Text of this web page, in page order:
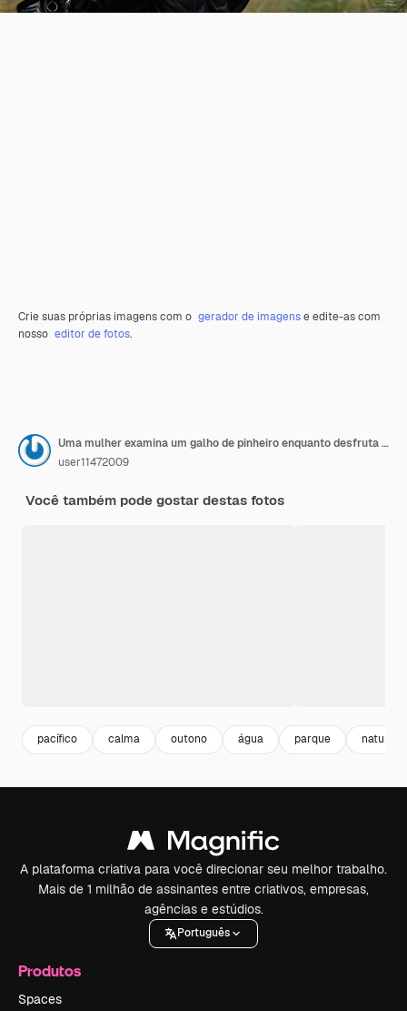
Crie suas próprias imagens com o gerador de imagense edite-as com
nosso editor de fotos.
Uma mulher examina um galho de pinheiro enquanto desfruta da natureza ao lado do lago durante um dia calmo de outono
user11472009
Você também pode gostar destas fotos
pacífico calma outono água parque natureza
A plataforma criativa para você direcionar seu melhor trabalho.
Mais de 1 milhão de assinantes entre criativos, empresas,
agências e estúdios.
Português
Produtos
Spaces